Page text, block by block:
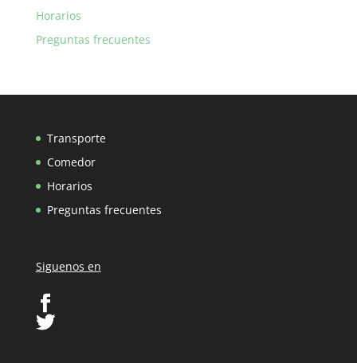
Horarios
Preguntas frecuentes
Transporte
Comedor
Horarios
Preguntas frecuentes
Siguenos en